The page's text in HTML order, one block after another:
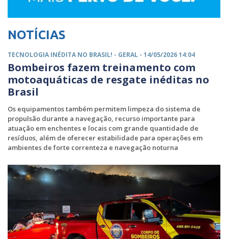
NOTÍCIAS
TECNOLOGIA INÉDITA NO BRASIL! - GERAL - 14/05/2026 14:04
Bombeiros fazem treinamento com
motoaquáticas de resgate inéditas no
Brasil
Os equipamentos também permitem limpeza do sistema de
propulsão durante a navegação, recurso importante para
atuação em enchentes e locais com grande quantidade de
resíduos, além de oferecer estabilidade para operações em
ambientes de forte correnteza e navegação noturna